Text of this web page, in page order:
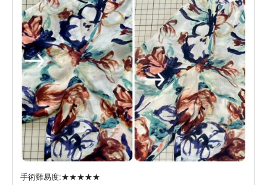
手術難易度:★★★★★